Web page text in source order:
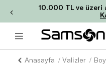
10.000 TL ve üzeri
Anasayfa Valizler